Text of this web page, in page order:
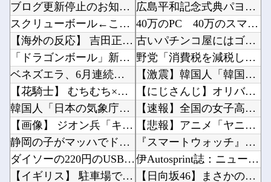
ブログ更新停止のお知らせ
スクリューボール←この変化球を投げる投手が少ない理由
【海外の反応】 吉田正尚、シーハンの立場にトドメを刺す5号弾！「日本ではレジェンドなんだぜ...
「ドラゴンボール」新作TVアニメが7月から放送されるぞ！
ベネズエラ、6月連続に発生した大地震の犠牲者が「6000人超」に
【花騎士】 むちむち×ほぼ痴女… ＆童貞を穀す服っぽい服をきたホウオウボクへの反応！！！
韓国人「日本の気象庁が発表した“スーパー台風13号”の予想進路をご覧ください・・・」→「こ...
【画像】 ジオン兵「キャノン担いだデブ？近接は無理だろ（笑）」→
静岡の子がマッハでドア開けに行った
ダイソーの220円のUSBケーブルが3ヶ月でダメになったんやが
【イギリス】 駐車場で女同士の乱闘騒ぎが勃発
広島平和記念式典パヨク「中国人民と連帯して戦おー！悪政高市を打倒するぞー！」他
40万のPC 40万のスマホ お前らどっちが欲しい？他
古いパチンコ屋にはゴリラがいた←これマジ！？他
野党「消費税を減税しろ！」政府「消費税減税するわｗ」野党「消費税を減税するな！」他
【激震】韓国人「韓国サッカー協会、W杯・五輪で複数回の性接待を行い審判を買収していたことが...
【にじさんじ】オリバー久しぶりに100連で入手他
【速報】全国の女子高生、お前らに苦言ｗｗｗｗｗｗｗｗｗｗ他
【悲報】アニメ「ヤニねこ」、喫煙・違法薬物の使用がBPOで問題視されるｗｗｗｗ他
『スマートウォッチ』って言うほど必要か？他
伊Autosprint誌：ニューエイ代表渾身のアストンマーチンAMR26を改善に導いた最大...
【日向坂46】まさかの楽曲も披露！『三期生LIVE』愛知公演のレポがこちら他